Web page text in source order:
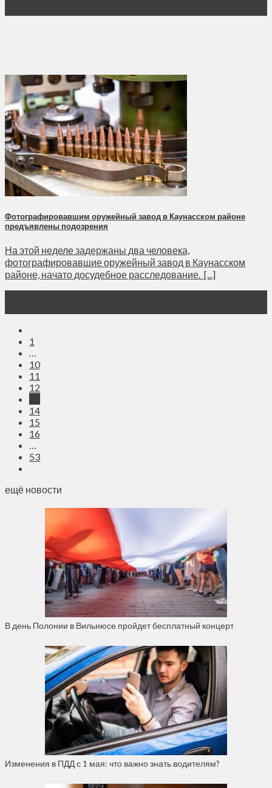
Фотографировавшим оружейный завод в Каунасском районе
предъявлены подозрения
На этой неделе задержаны два человека,
фотографировавшие оружейный завод в Каунасском
районе, начато досудебное расследование. [...]
1
…
10
11
12
14
15
16
…
53
ещё новости
В день Полонии в Вильнюсе пройдет бесплатный концерт
Изменения в ПДД с 1 мая: что важно знать водителям?